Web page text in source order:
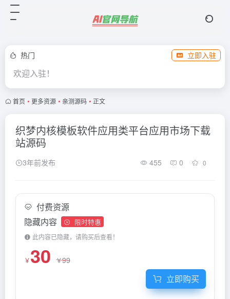
热门 立即入驻
欢迎入驻！
首页 • 更多资源 • 亲测源码 • 正文
织梦内核模板软件应用类平台应用市场下载
站源码
3年前发布 455 0 0
付费资源
隐藏内容
限时特惠
此内容已隐藏，请购买后查看！
￥30 ￥99
立即购买